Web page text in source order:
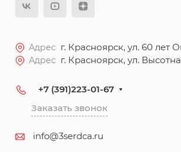
Адрес г. Красноярск, ул. 60 лет
Адрес г. Красноярск, ул.
+7 (391)223-01-67
Заказать звонок
info@3serdca.ru